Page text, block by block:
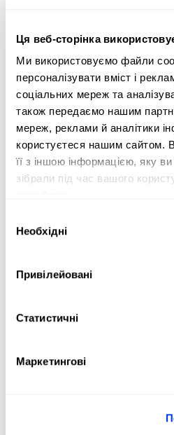
Ця веб-сторінка
Ми використовуємо файли
персоналізувати вміст і
соціальних мереж та
також передаємо нашим
мереж, реклами й аналітики
користуєтеся нашим сайтом.
її з іншою інформацією, яку
зібрали під час вашого
згоди
Необхідні
Привілейовані
Статистичні
Маркетингові
ALL FOR
ОФІЦІЙНИЙ
Падель і піклбол — це не
ці види спорту по всьому
Ракетки, взуття, одяг та
спортивного шляху, від
насолоджуйтесь паделем і